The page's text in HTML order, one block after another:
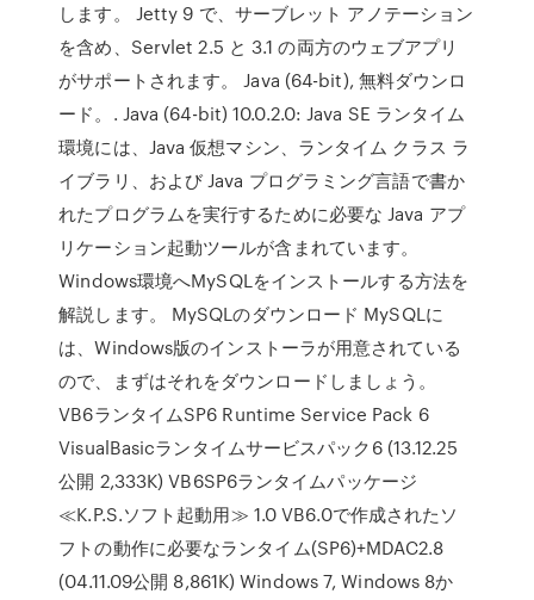
します。 Jetty 9 で、サーブレット アノテーション
を含め、Servlet 2.5 と 3.1 の両方のウェブアプリ
がサポートされます。 Java (64-bit), 無料ダウンロ
ード。. Java (64-bit) 10.0.2.0: Java SE ランタイム
環境には、Java 仮想マシン、ランタイム クラス ラ
イブラリ、および Java プログラミング言語で書か
れたプログラムを実行するために必要な Java アプ
リケーション起動ツールが含まれています。
Windows環境へMySQLをインストールする方法を
解説します。 MySQLのダウンロード MySQLに
は、Windows版のインストーラが用意されている
ので、まずはそれをダウンロードしましょう。
VB6ランタイムSP6 Runtime Service Pack 6
VisualBasicランタイムサービスパック6 (13.12.25
公開 2,333K) VB6SP6ランタイムパッケージ
≪K.P.S.ソフト起動用≫ 1.0 VB6.0で作成されたソ
フトの動作に必要なランタイム(SP6)+MDAC2.8
(04.11.09公開 8,861K) Windows 7, Windows 8か